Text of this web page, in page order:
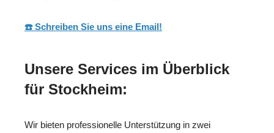
☎️ Schreiben Sie uns eine Email!
Unsere Services im Überblick
für Stockheim:
Wir bieten professionelle Unterstützung in zwei